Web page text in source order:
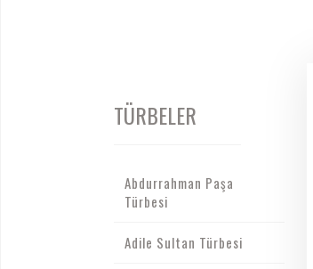
TÜRBELER
Abdurrahman Paşa
Türbesi
Adile Sultan Türbesi